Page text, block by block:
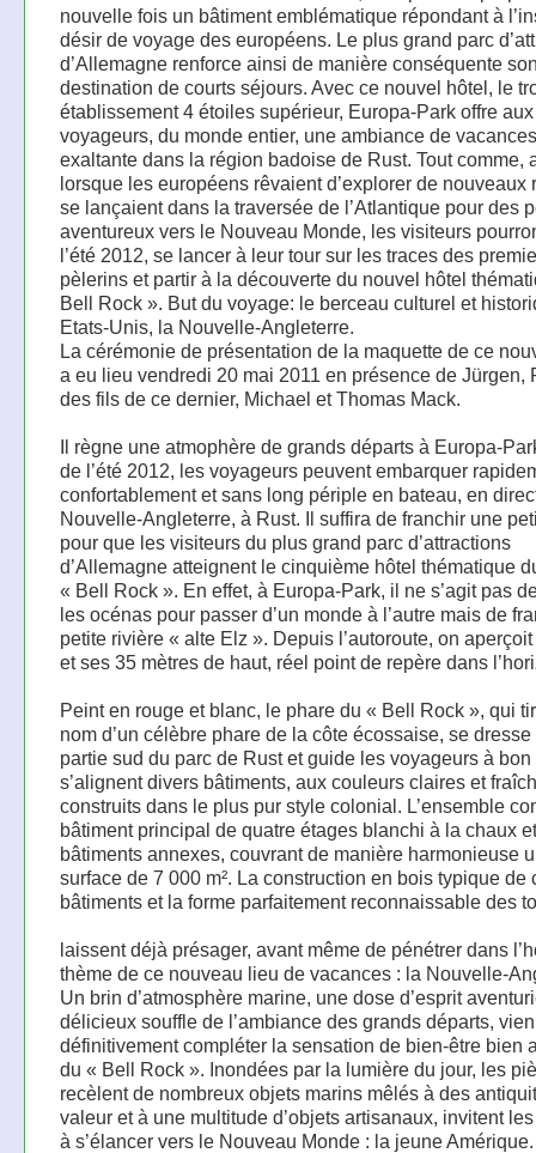
nouvelle fois un bâtiment emblématique répondant à
désir de voyage des européens. Le plus grand parc
d’Allemagne renforce ainsi de manière conséquente
destination de courts séjours. Avec ce nouvel hôtel, le
établissement 4 étoiles supérieur, Europa-Park offre aux
voyageurs, du monde entier, une ambiance de vacances
exaltante dans la région badoise de Rust. Tout comme,
lorsque les européens rêvaient d’explorer de nouveaux
se lançaient dans la traversée de l’Atlantique pour des
aventureux vers le Nouveau Monde, les visiteurs
l’été 2012, se lancer à leur tour sur les traces des
pèlerins et partir à la découverte du nouvel hôtel
Bell Rock ». But du voyage: le berceau culturel et
Etats-Unis, la Nouvelle-Angleterre.
La cérémonie de présentation de la maquette de ce
a eu lieu vendredi 20 mai 2011 en présence de Jürgen,
des fils de ce dernier, Michael et Thomas Mack.
Il règne une atmophère de grands départs à Europa-
de l’été 2012, les voyageurs peuvent embarquer
confortablement et sans long périple en bateau, en
Nouvelle-Angleterre, à Rust. Il suffira de franchir une
pour que les visiteurs du plus grand parc d’attractions
d’Allemagne atteignent le cinquième hôtel thématique
« Bell Rock ». En effet, à Europa-Park, il ne s’agit pas
les océnas pour passer d’un monde à l’autre mais de
petite rivière « alte Elz ». Depuis l’autoroute, on
et ses 35 mètres de haut, réel point de repère dans
Peint en rouge et blanc, le phare du « Bell Rock », qui
nom d’un célèbre phare de la côte écossaise, se dresse
partie sud du parc de Rust et guide les voyageurs à bon
s’alignent divers bâtiments, aux couleurs claires et
construits dans le plus pur style colonial. L’ensemble
bâtiment principal de quatre étages blanchi à la chaux
bâtiments annexes, couvrant de manière harmonieuse
surface de 7 000 m². La construction en bois typique de
bâtiments et la forme parfaitement reconnaissable des
laissent déjà présager, avant même de pénétrer dans
thème de ce nouveau lieu de vacances : la Nouvelle-
Un brin d’atmosphère marine, une dose d’esprit
délicieux souffle de l’ambiance des grands départs,
définitivement compléter la sensation de bien-être bien
du « Bell Rock ». Inondées par la lumière du jour, les
recèlent de nombreux objets marins mêlés à des
valeur et à une multitude d’objets artisanaux, invitent
à s’élancer vers le Nouveau Monde : la jeune Amérique.